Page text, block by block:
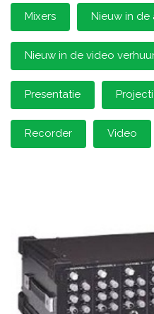
Mixers Nieuw in de
Nieuw in de video
Presentatie
Recorder Video